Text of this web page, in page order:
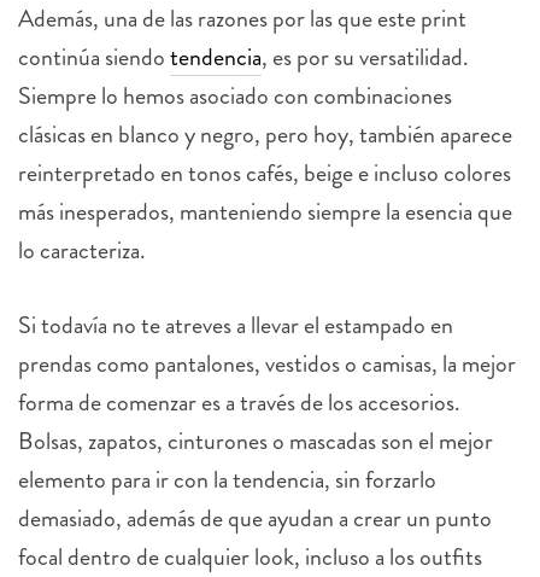
Además, una de las razones por las que este print
continúa siendotendencia, es por su versatilidad.
Siempre lo hemos asociado con combinaciones
clásicas en blanco y negro, pero hoy, también aparece
reinterpretado en tonos cafés, beige e incluso colores
más inesperados, manteniendo siempre la esencia que
lo caracteriza.
Si todavía no te atreves a llevar el estampado en
prendas como pantalones, vestidos o camisas, la mejor
forma de comenzar es a través de los accesorios.
Bolsas, zapatos, cinturones o mascadas son el mejor
elemento para ir con la tendencia, sin forzarlo
demasiado, además de queayudan a crear un punto
focal dentro de cualquier look, incluso a los outfits